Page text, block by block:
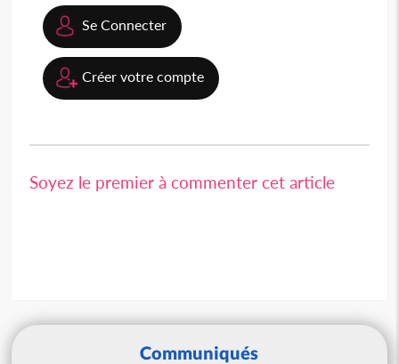
Se Connecter
Créer votre compte
Soyez le premier à commenter cet article
Communiqués